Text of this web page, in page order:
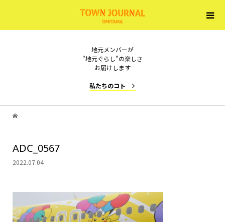
地元メンバーが
"地元ぐらし"の楽しさ
お届けします
私たちのコト
ADC_0567
2022.07.04